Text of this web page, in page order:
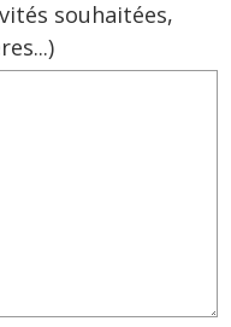
souhaitées,